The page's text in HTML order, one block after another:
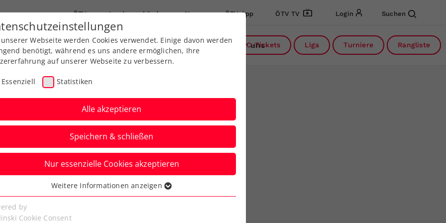
ÖTV Landesverbände News ÖTV App ÖTV TV Login Suchen
Leistungssport Ausbildung Services Über uns
DC-Tickets Liga Turniere Rangliste
bei Generali Open
nimmt an Fahrt auf
Webseite werden Cookies verwendet. Einige davon werden
benötigt, während es uns andere ermöglichen, Ihre
auf unserer Webseite zu verbessern.
Essenziell Statistiken
Alle akzeptieren
Speichern & schließen
Nur essenzielle Cookies akzeptieren
Cookies werden für grundlegende Funktionen der
benötigt. Dadurch ist gewährleistet, dass die Webseite
Weitere Informationen anzeigen
by
Cookie Consent